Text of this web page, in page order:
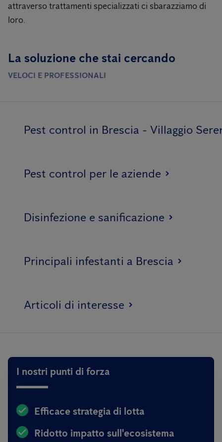
attraverso trattamenti specializzati ci sbarazziamo di
loro.
La soluzione che stai cercando
VELOCI E PROFESSIONALI
Pest control in Brescia - Villaggio
Pest control per le aziende
Disinfezione e sanificazione
Principali infestanti a Brescia
Articoli di interesse
I nostri punti di forza
Efficace strategia di lotta
Ridotto impatto sull'ecosistema